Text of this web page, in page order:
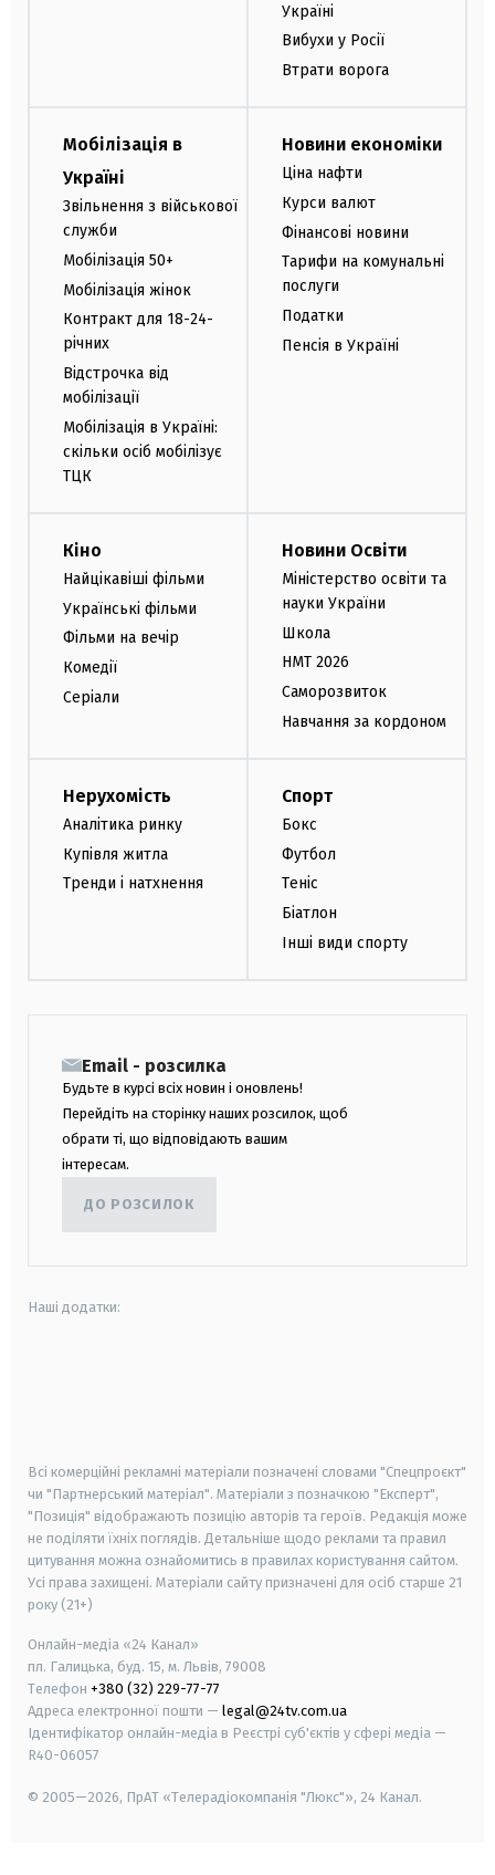
Україні
Вибухи у Росії
Втрати ворога
Мобілізація в
Україні
Звільнення з військової
служби
Мобілізація 50+
Мобілізація жінок
Контракт для 18-24-
річних
Відстрочка від
мобілізації
Мобілізація в Україні:
скільки осіб мобілізує
ТЦК
Новини економіки
Ціна нафти
Курси валют
Фінансові новини
Тарифи на комунальні
послуги
Податки
Пенсія в Україні
Кіно
Найцікавіші фільми
Українські фільми
Фільми на вечір
Комедії
Серіали
Новини Освіти
Міністерство освіти та
науки України
Школа
НМТ 2026
Саморозвиток
Навчання за кордоном
Нерухомість
Аналітика ринку
Купівля житла
Тренди і натхнення
Спорт
Бокс
Футбол
Теніс
Біатлон
Інші види спорту
Email - розсилка
Будьте в курсі всіх новин і оновлень!
Перейдіть на сторінку наших розсилок, щоб
обрати ті, що відповідають вашим
інтересам.
ДО РОЗСИЛОК
Наші додатки:
Всі комерційні рекламні матеріали позначені словами "Спецпроєкт"
чи "Партнерський матеріал". Матеріали з позначкою "Експерт",
"Позиція" відображають позицію авторів та героїв. Редакція може
не поділяти їхніх поглядів. Детальніше щодо реклами та правил
цитування можна ознайомитись в правилах користування сайтом.
Усі права захищені. Матеріали сайту призначені для осіб старше 21
року (21+)
Онлайн-медіа «24 Канал»
пл. Галицька, буд. 15, м. Львів, 79008
Телефон +380 (32) 229-77-77
Адреса електронної пошти — legal@24tv.com.ua
Ідентифікатор онлайн-медіа в Реєстрі суб'єктів у сфері медіа —
R40-06057
© 2005—2026, ПрАТ «Телерадіокомпанія "Люкс"», 24 Канал.